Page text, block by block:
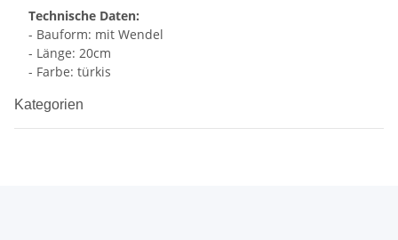
Technische Daten:
- Bauform: mit Wendel
- Länge: 20cm
- Farbe: türkis
Kategorien